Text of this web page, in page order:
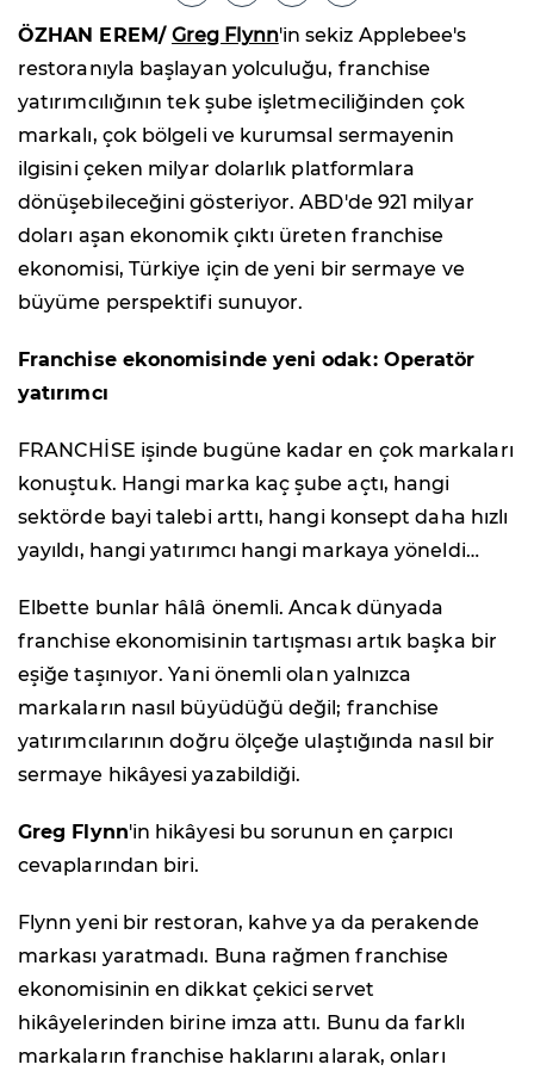
ÖZHAN EREM/ Greg Flynn'in sekiz Applebee's
restoranıyla başlayan yolculuğu, franchise
yatırımcılığının tek şube işletmeciliğinden çok
markalı, çok bölgeli ve kurumsal sermayenin
ilgisini çeken milyar dolarlık platformlara
dönüşebileceğini gösteriyor. ABD'de 921 milyar
doları aşan ekonomik çıktı üreten franchise
ekonomisi, Türkiye için de yeni bir sermaye ve
büyüme perspektifi sunuyor.
Franchise ekonomisinde yeni odak: Operatör
yatırımcı
FRANCHİSE işinde bugüne kadar en çok markaları
konuştuk. Hangi marka kaç şube açtı, hangi
sektörde bayi talebi arttı, hangi konsept daha hızlı
yayıldı, hangi yatırımcı hangi markaya yöneldi…
Elbette bunlar hâlâ önemli. Ancak dünyada
franchise ekonomisinin tartışması artık başka bir
eşiğe taşınıyor. Yani önemli olan yalnızca
markaların nasıl büyüdüğü değil; franchise
yatırımcılarının doğru ölçeğe ulaştığında nasıl bir
sermaye hikâyesi yazabildiği.
Greg Flynn'in hikâyesi bu sorunun en çarpıcı
cevaplarından biri.
Flynn yeni bir restoran, kahve ya da perakende
markası yaratmadı. Buna rağmen franchise
ekonomisinin en dikkat çekici servet
hikâyelerinden birine imza attı. Bunu da farklı
markaların franchise haklarını alarak, onları